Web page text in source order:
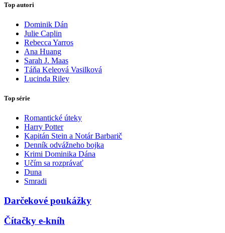
Top autori
Dominik Dán
Julie Caplin
Rebecca Yarros
Ana Huang
Sarah J. Maas
Táňa Keleová Vasilková
Lucinda Riley
Top série
Romantické úteky
Harry Potter
Kapitán Stein a Notár Barbarič
Denník odvážneho bojka
Krimi Dominika Dána
Učím sa rozprávať
Duna
Smradi
Darčekové poukážky
Čítačky e-kníh